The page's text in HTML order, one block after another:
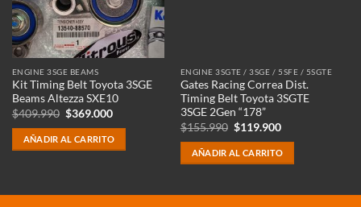
ENGINE 3SGE BEAMS
Kit Timing Belt Toyota 3SGE
Beams Altezza SXE10
$409.990 El
original
era:
$409.990.
$369.000El
actual
es:
$369.000.
AÑADIR AL CARRITO
ENGINE 3SGTE / 3SGE / 5SFE / 5SGTE
Gates Racing Correa Dist.
Timing Belt Toyota 3SGTE
3SGE 2Gen “178”
$155.990 El
original
era:
$155.990.
$119.900El
actual
es:
$119.900.
AÑADIR AL CARRITO